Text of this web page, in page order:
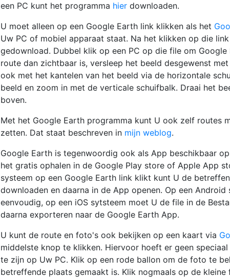
een PC kunt het programma hier downloaden.
U moet alleen op een Google Earth link klikken als het
Uw PC of mobiel apparaat staat. Na het klikken op die
gedownload. Dubbel klik op een PC op die file om
route dan zichtbaar is, versleep het beeld desgewenst
ook met het kantelen van het beeld via de horizontale
beeld en zoom in met de verticale schuifbalk. Draai het
boven.
Met het Google Earth programma kunt U ook zelf routes
zetten. Dat staat beschreven in mijn weblog.
Google Earth is tegenwoordig ook als App beschikbaar
het gratis ophalen in de Google Play store of Apple App
systeem op een Google Earth link klikt kunt U de
downloaden en daarna in de App openen. Op een
eenvoudig, op een iOS sytsteem moet U de file in de
daarna exporteren naar de Google Earth App.
U kunt de route en foto's ook bekijken op een kaart via
middelste knop te klikken. Hiervoor hoeft er geen
te zijn op Uw PC. Klik op een rode ballon om de foto te
betreffende plaats gemaakt is. Klik nogmaals op de